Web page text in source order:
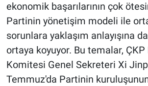
ekonomik başarılarının çok
Partinin yönetişim modeli ile
sorunlara yaklaşım anlayışına
ortaya koyuyor. Bu temalar,
Komitesi Genel Sekreteri Xi
Temmuz'da Partinin